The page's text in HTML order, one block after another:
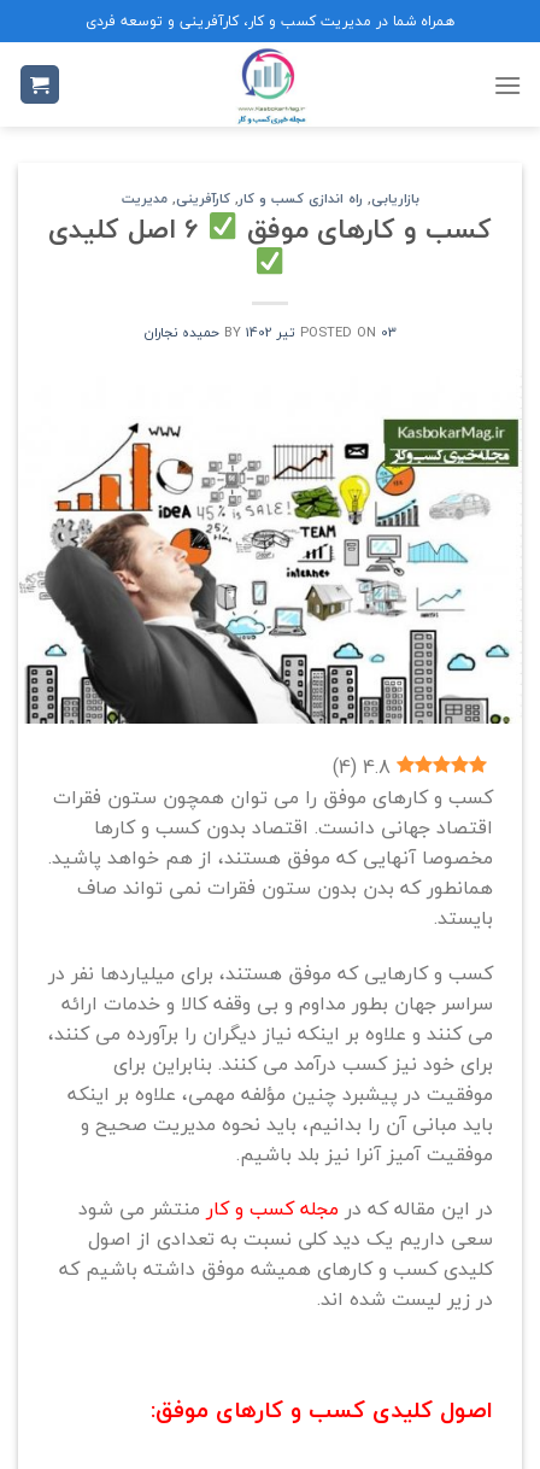
to
content
همراه شما در مدیریت کسب و کار، کارآفرینی و توسعه فردی
بازاریابی, راه اندازی کسب و کار,کارآفرینی,مدیریت
کسب و کارهای موفق
POSTED ON 03 تیر 1402 BY حمیده نجاران
4.8
(
4
)
کسب و کارهای موفق را می توان همچون ستون فقرات
اقتصاد جهانی دانست. اقتصاد بدون کسب و کارها
مخصوصا آنهایی که موفق هستند، از هم خواهد پاشید.
همانطور که بدن بدون ستون فقرات نمی تواند صاف
بایستد.
کسب و کارهایی که موفق هستند، برای میلیاردها نفر در
سراسر جهان بطور مداوم و بی وقفه کالا و خدمات ارائه
می کنند و علاوه بر اینکه نیاز دیگران را برآورده می کنند،
برای خود نیز کسب درآمد می کنند. بنابراین برای
موفقیت در پیشبرد چنین مؤلفه مهمی، علاوه بر اینکه
باید مبانی آن را بدانیم، باید نحوه مدیریت صحیح و
موفقیت آمیز آنرا نیز بلد باشیم.
در این مقاله که در مجله کسب و کار منتشر می شود
سعی داریم یک دید کلی نسبت به تعدادی از اصول
کلیدی کسب و کارهای همیشه موفق داشته باشیم که
در زیر لیست شده اند.
اصول کلیدی کسب و کارهای موفق: